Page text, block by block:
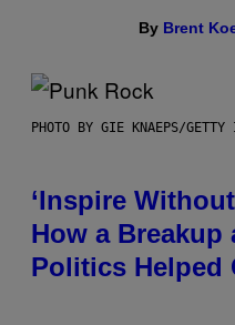
By Brent
PHOTO BY GIE KNAEPS/GETTY
‘Inspire
How a Breakup
Politics Helped